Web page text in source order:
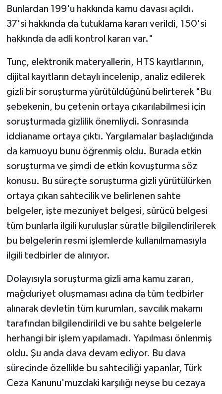
Bunlardan 199'u hakkında kamu davası açıldı.
37'si hakkında da tutuklama kararı verildi, 150'si
hakkında da adli kontrol kararı var."
Tunç, elektronik materyallerin, HTS kayıtlarının,
dijital kayıtların detaylı incelenip, analiz edilerek
gizli bir soruşturma yürütüldüğünü belirterek "Bu
şebekenin, bu çetenin ortaya çıkarılabilmesi için
soruşturmada gizlilik önemliydi. Sonrasında
iddianame ortaya çıktı. Yargılamalar başladığında
da kamuoyu bunu öğrenmiş oldu. Burada etkin
soruşturma ve şimdi de etkin kovuşturma söz
konusu. Bu süreçte soruşturma gizli yürütülürken
ortaya çıkan sahtecilik ve belirlenen sahte
belgeler, işte mezuniyet belgesi, sürücü belgesi
tüm bunlarla ilgili kuruluşlar süratle bilgilendirilerek
bu belgelerin resmi işlemlerde kullanılmamasıyla
ilgili tedbirler de alınıyor.
Dolayısıyla soruşturma gizli ama kamu zararı,
mağduriyet oluşmaması adına da tüm tedbirler
alınarak devletin tüm kurumları, savcılık makamı
tarafından bilgilendirildi ve bu sahte belgelerle
herhangi bir işlem yapılamadı. Yapılması önlenmiş
oldu. Şu anda dava devam ediyor. Bu dava
sürecinde özellikle bu sahteciliği yapanlar, Türk
Ceza Kanunu'muzdaki karşılığı neyse bu cezaya